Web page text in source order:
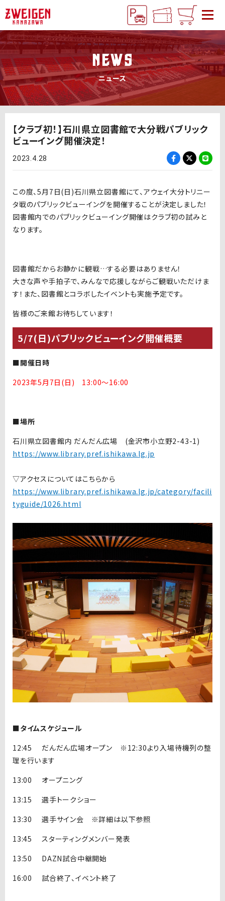
NEWS
ニュース
【クラブ初！】石川県立図書館で大分戦パブリック
ビューイング開催決定！
2023.4.28
この度、5月 7 日(日 )石川県立図書館にて、アウェイ大分トリニー
タ戦のパブリックビューイングを開催することが決定しました！
図書館内でのパブリックビューイング開催はクラブ初の試みと
なります。
図書館だからお静かに観戦…する必要はありません！
大きな声や手拍子で、みんなで応援しながらご観戦いただけま
す！また、図書館とコラボしたイベントも実施予定です。
皆様のご来館お待ちしています！
5/7(日)パブリックビューイング開催概要
■開催日時
2023年5月7日(日) 13:00～16:00
■場所
石川県立図書館内 だんだん広場 (金沢市小立野2-43-1)
https://www.library.pref.ishikawa.lg.jp
▽アクセスについてはこちらから
https://www.library.pref.ishikawa.lg.jp/category/facili
tyguide/1026.html
■タイムスケジュール
12:45
だんだん広場オープン ※ 12:30より入場待機列の整
理を行います
13:00
オープニング
13:15
選手トークショー
13:30
選手サイン会 ※詳細は以下参照
13:45
スターティングメンバー発表
13:50
DAZN試合中継開始
16:00
試合終了、イベント終了